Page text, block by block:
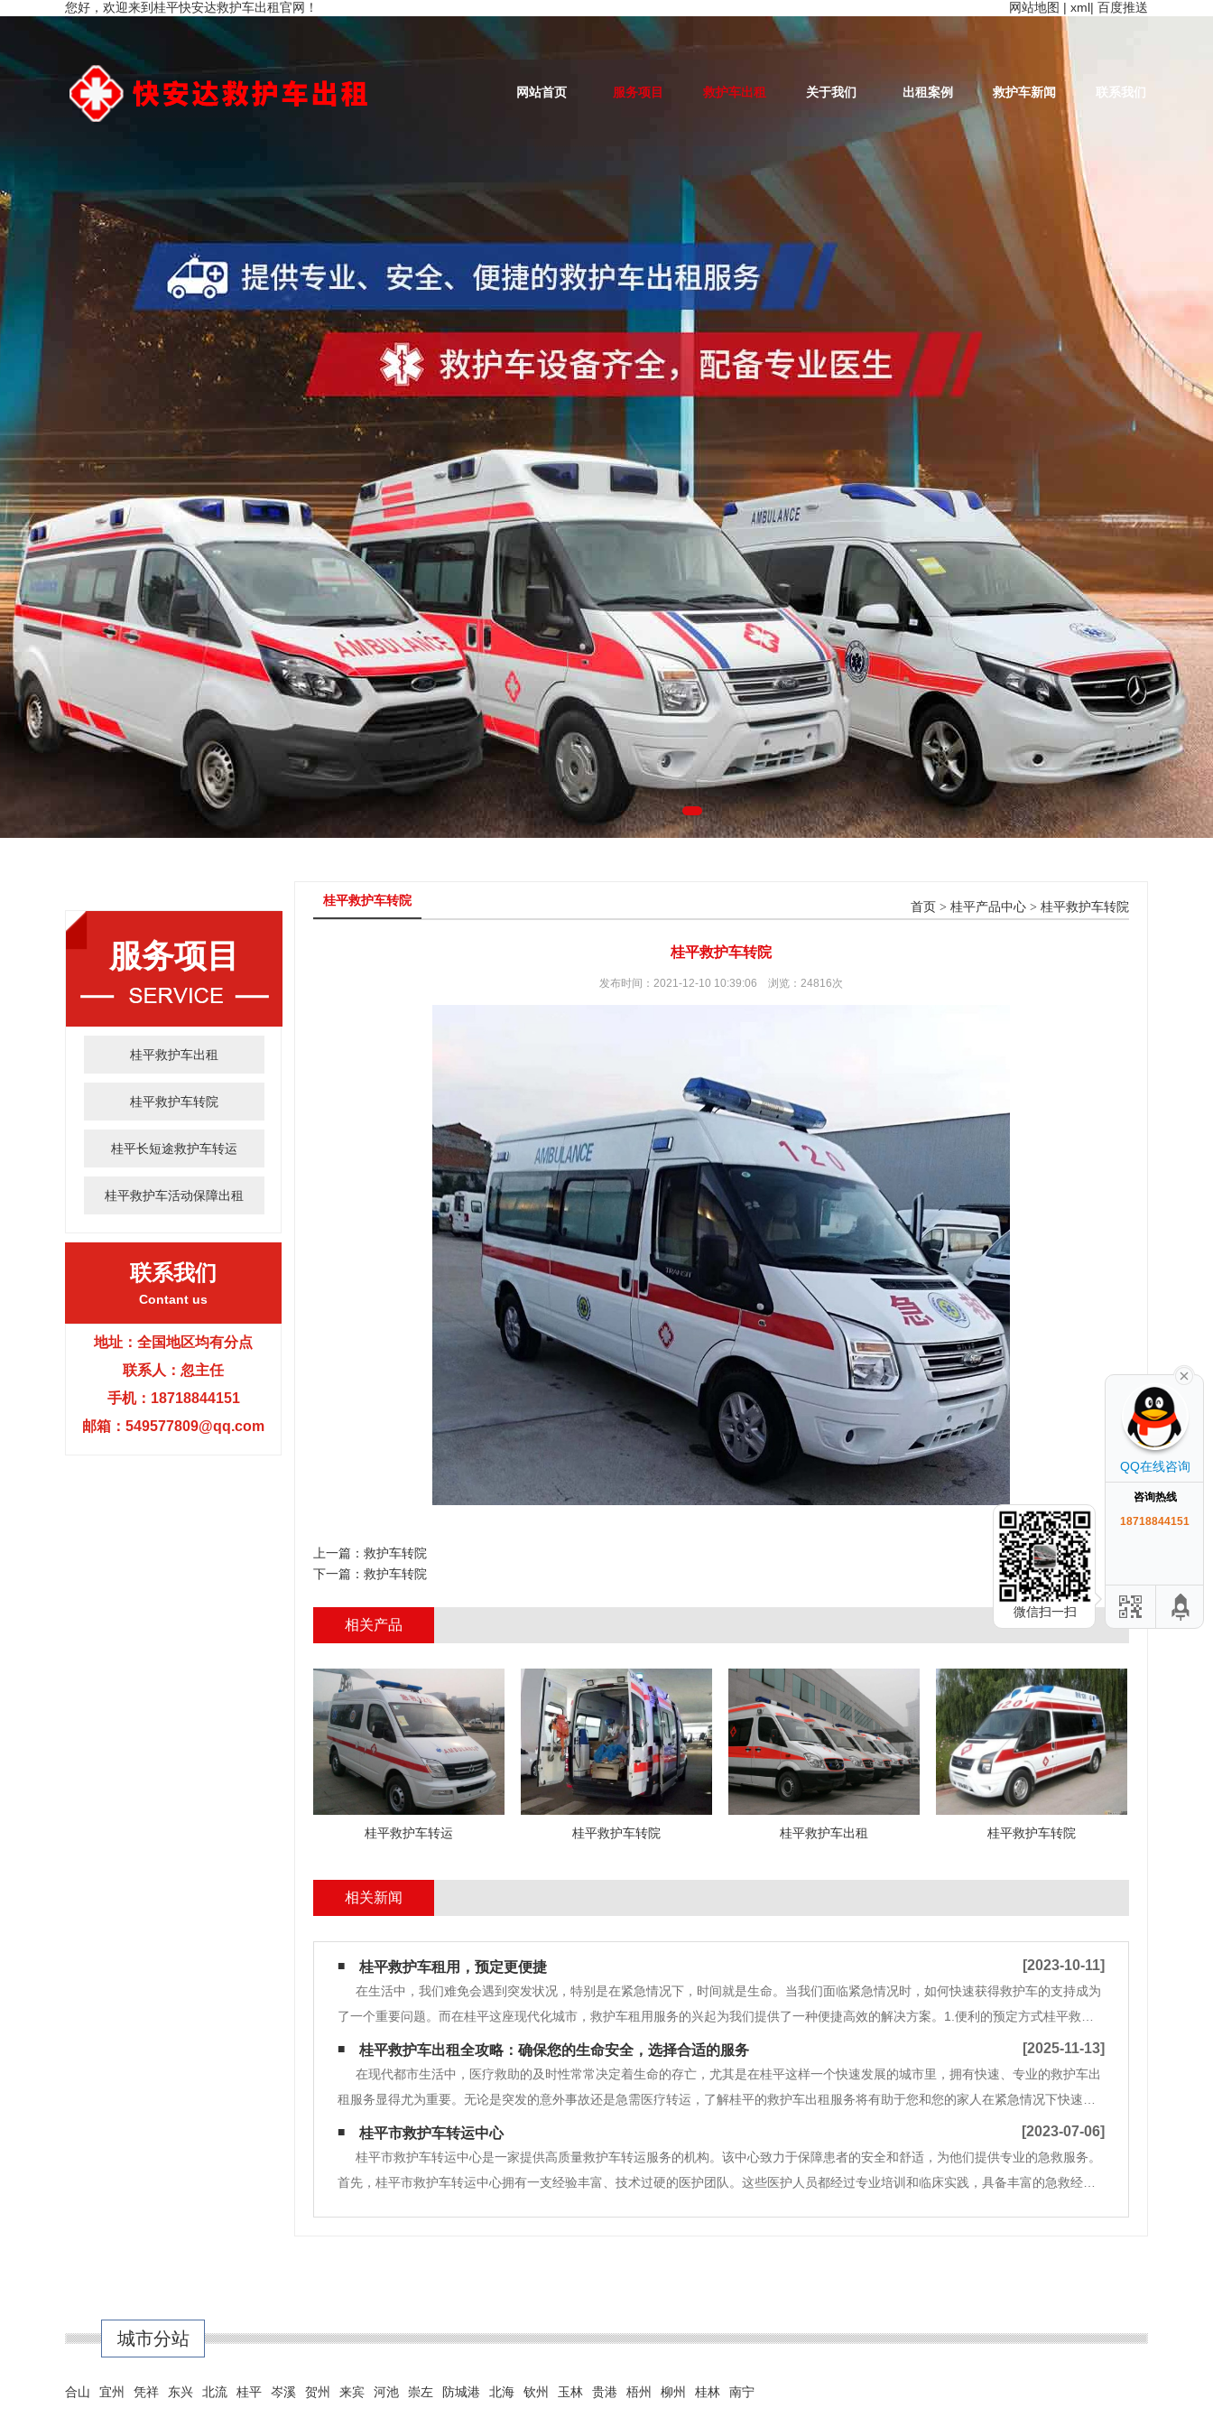
您好，欢迎来到桂平快安达救护车出租官网！ 网站地图 | xml| 百度推送
网站首页 服务项目 救护车出租 关于我们 出租案例 救护车新闻 联系我们
服务项目
桂平救护车出租
桂平救护车转院
桂平长短途救护车转运
桂平救护车活动保障出租
联系我们
Contant us
地址：全国地区均有分点
联系人：忽主任
手机：18718844151
邮箱：549577809@qq.com
桂平救护车转院 首页 > 桂平产品中心 > 桂平救护车转院
桂平救护车转院
发布时间：2021-12-10 10:39:06 浏览：24816次
上一篇： 救护车转院
下一篇： 救护车转院
相关产品
桂平救护车转运 桂平救护车转院 桂平救护车出租 桂平救护车转院
相关新闻
桂平救护车租用，预定更便捷 [2023-10-11]
在生活中，我们难免会遇到突发状况，特别是在紧急情况下，时间就是生命。当我们面临紧急情况时，如何快速获得救护车的支持成为
了一个重要问题。而在桂平这座现代化城市，救护车租用服务的兴起为我们提供了一种便捷高效的解决方案。1.便利的预定方式桂平救护
车租用服务提供了多种预定方式，使得我们可以随时随地进行预定。无论是通过电话预定还是通过在线平台预定，都能够极大地方便我们
的操作。只需要提供一些基本信息，如姓名、
桂平救护车出租全攻略：确保您的生命安全，选择合适的服务 [2025-11-13]
在现代都市生活中，医疗救助的及时性常常决定着生命的存亡，尤其是在桂平这样一个快速发展的城市里，拥有快速、专业的救护车出
租服务显得尤为重要。无论是突发的意外事故还是急需医疗转运，了解桂平的救护车出租服务将有助于您和您的家人在紧急情况下快速作
出反应。 一、桂平救护车出租服务的必要性桂平是中国特区，发展迅速、人口众多，这也意味着医疗需求呈现持续增长的态势。在突发的
医疗情况下，例如交通事故、中风
桂平市救护车转运中心 [2023-07-06]
桂平市救护车转运中心是一家提供高质量救护车转运服务的机构。该中心致力于保障患者的安全和舒适，为他们提供专业的急救服务。
首先，桂平市救护车转运中心拥有一支经验丰富、技术过硬的医护团队。这些医护人员都经过专业培训和临床实践，具备丰富的急救经验
城市分站
合山 宜州 凭祥 东兴 北流 桂平 岑溪 贺州 来宾 河池 崇左 防城港 北海 钦州 玉林 贵港 梧州 柳州 桂林 南宁
QQ在线咨询
咨询热线
18718844151
微信扫一扫